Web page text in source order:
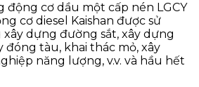
động cơ dầu một cấp nén LGCY
cơ diesel Kaishan được sử
dựng đường sắt, xây dựng
tàu, khai thác mỏ, xây
năng lượng, v.v. và hầu hết